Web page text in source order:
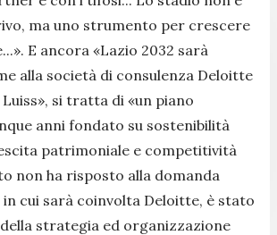
ma uno strumento per crescere
E ancora «Lazio 2032 sarà
alla società di consulenza Deloitte
Luiss», si tratta di «un piano
anni fondato su sostenibilità
patrimoniale e competitività
non ha risposto alla domanda
cui sarà coinvolta Deloitte, è stato
strategia ed organizzazione